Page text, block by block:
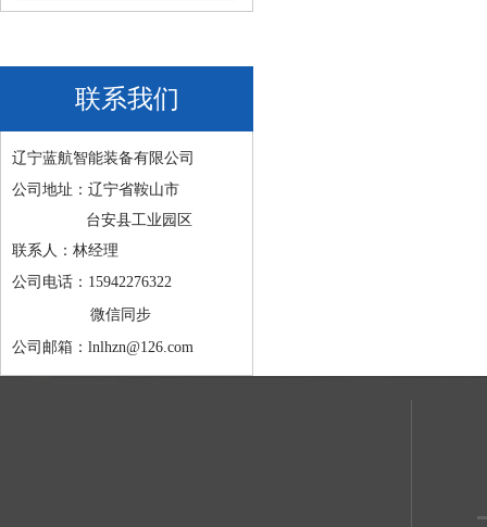
联系我们
辽宁蓝航智能装备有限公司
公司地址：辽宁省鞍山市
台安县工业园区
联系人：林经理
公司电话：15942276322
微信同步
公司邮箱：lnlhzn@126.com